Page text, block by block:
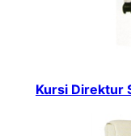
Kursi Direktur